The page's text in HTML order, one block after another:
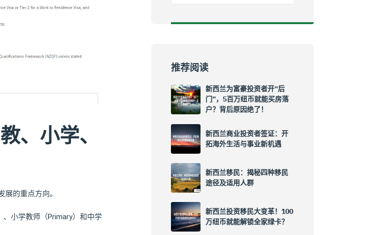
、小学、
的重点方向。
小学教师（Primary）和中学
推荐阅读
新西兰为富豪投资者开“后
门”，5百万纽币就能买房落
户？背后原因绝了！
新西兰商业投资者签证：开
拓海外生活与事业新机遇
新西兰移民：揭秘四种移民
途径及适用人群
新西兰投资移民大变革！100
万纽币就能解锁全家绿卡？